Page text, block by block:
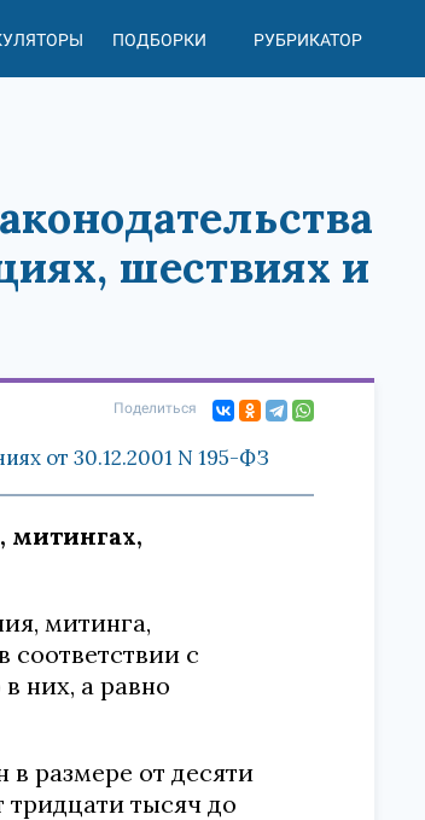
ПОДБОРКИ РУБРИКАТОР
шествиях и
Поделиться
от 30.12.2001 N 195-ФЗ
митингах,
митинга,
с
них, а равно
размере от десяти
тысяч до